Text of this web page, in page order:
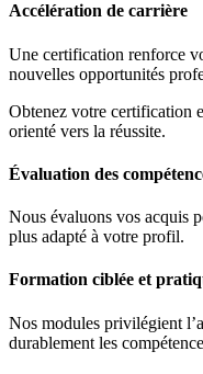
Accélération de carrière
Une certification renforce
nouvelles opportunités
Obtenez votre certification
orienté vers la réussite.
Évaluation des
Nous évaluons vos acquis
plus adapté à votre profil.
Formation ciblée et
Nos modules privilégient
durablement les